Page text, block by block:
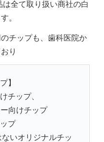
全て取り扱い商社の白
。
チップも、歯科医院か
り
】
チップ、
向けチップ
プ
いオリジナルチッ